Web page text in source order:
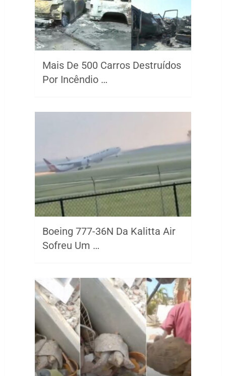
Mais De 500 Carros Destruídos
Por Incêndio …
Boeing 777-36N Da Kalitta Air
Sofreu Um …